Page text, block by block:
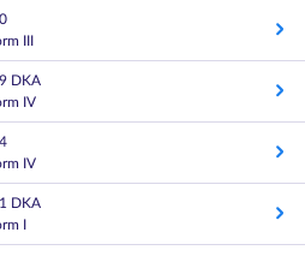
III
DKA
IV
IV
DKA
I